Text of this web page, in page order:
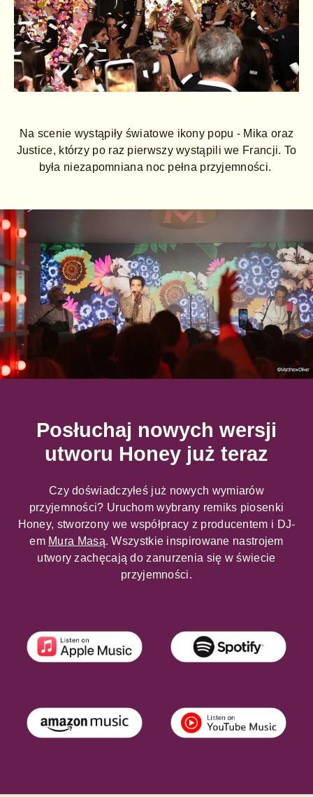
Na scenie wystąpiły światowe ikony popu - Mika oraz
Justice, którzy po raz pierwszy wystąpili we Francji. To
była niezapomniana noc pełna przyjemności.
Posłuchaj nowych wersji
utworu Honey już teraz
Czy doświadczyłeś już nowych wymiarów
przyjemności? Uruchom wybrany remiks piosenki
Honey, stworzony we współpracy z producentem i DJ-
em Mura Masą. Wszystkie inspirowane nastrojem
utwory zachęcają do zanurzenia się w świecie
przyjemności.